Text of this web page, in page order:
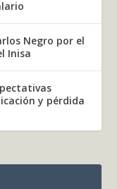
Negro por el
Inisa
y pérdida